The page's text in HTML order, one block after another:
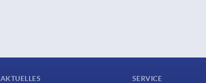
AKTUELLES SERVICE